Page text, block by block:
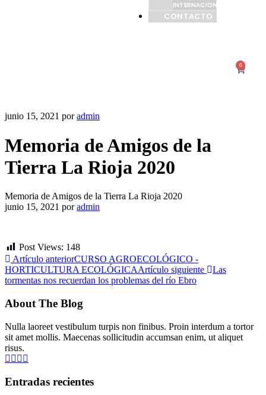
INTERNACIONAL
CONTACTO
0
junio 15, 2021 poradmin
Memoria de Amigos de la
Tierra La Rioja 2020
Memoria de Amigos de la Tierra La Rioja 2020
junio 15, 2021 poradmin
Post Views: 148
Artículo anteriorCURSO AGROECOLÓGICO -
HORTICULTURA ECOLÓGICAArtículo siguiente
Las
tormentas nos recuerdan los problemas del río Ebro
About The Blog
Nulla laoreet vestibulum turpis non finibus. Proin interdum a tortor
sit amet mollis. Maecenas sollicitudin accumsan enim, ut aliquet
risus.
Entradas recientes